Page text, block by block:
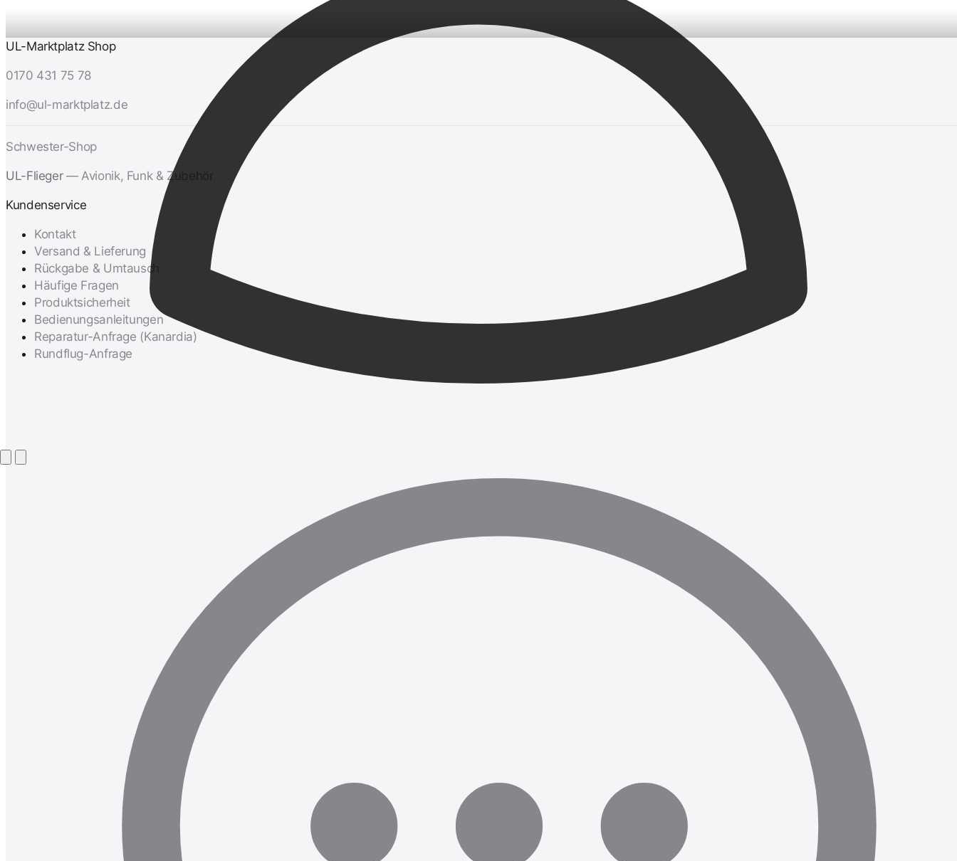
UL-Marktplatz Shop
0170 431 75 78
info@ul-marktplatz.de
Schwester-Shop
UL-Flieger — Avionik, Funk & Zubehör
Kundenservice
Kontakt
Versand & Lieferung
Rückgabe & Umtausch
Häufige Fragen
Produktsicherheit
Bedienungsanleitungen
Reparatur-Anfrage (Kanardia)
Rundflug-Anfrage